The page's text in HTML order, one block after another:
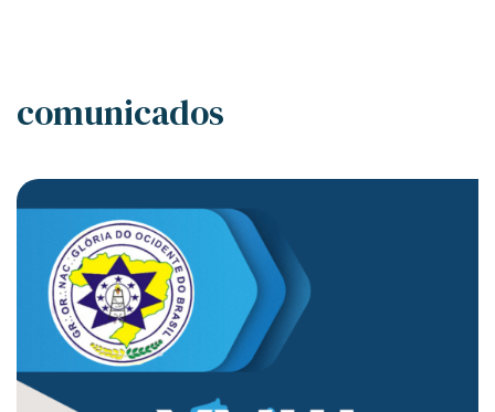
comunicados